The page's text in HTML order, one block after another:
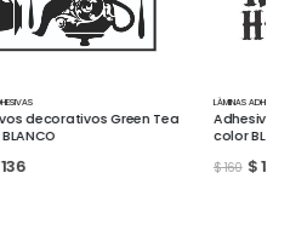
Adhesivos decorativos Kitchen -
color BLANCO